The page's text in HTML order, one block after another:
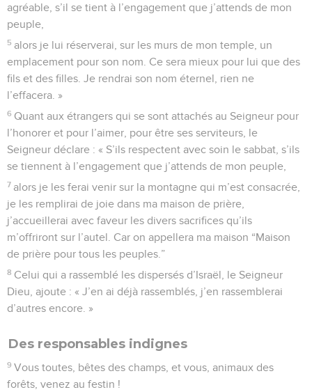
agréable, s’il se tient à l’engagement que j’attends de mon
peuple,
5 alors je lui réserverai, sur les murs de mon temple, un
emplacement pour son nom. Ce sera mieux pour lui que des
fils et des filles. Je rendrai son nom éternel, rien ne
l’effacera. »
6 Quant aux étrangers qui se sont attachés au Seigneur pour
l’honorer et pour l’aimer, pour être ses serviteurs, le
Seigneur déclare : « S’ils respectent avec soin le sabbat, s’ils
se tiennent à l’engagement que j’attends de mon peuple,
7 alors je les ferai venir sur la montagne qui m’est consacrée,
je les remplirai de joie dans ma maison de prière,
j’accueillerai avec faveur les divers sacrifices qu’ils
m’offriront sur l’autel. Car on appellera ma maison “Maison
de prière pour tous les peuples.”
8 Celui qui a rassemblé les dispersés d’Israël, le Seigneur
Dieu, ajoute : « J’en ai déjà rassemblés, j’en rassemblerai
d’autres encore. »
Des responsables indignes
9 Vous toutes, bêtes des champs, et vous, animaux des
forêts, venez au festin !